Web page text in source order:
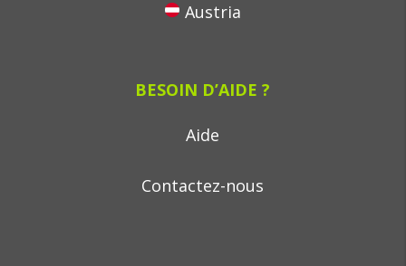
Austria
BESOIN D’AIDE ?
Aide
Contactez-nous